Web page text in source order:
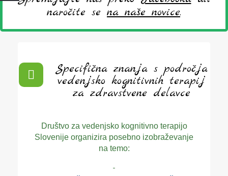
naročite se na naše novice.
Specifična znanja s področja
vedenjsko kognitivnih terapij
za zdravstvene delavce
Društvo za vedenjsko kognitivno terapijo
Slovenije organizira posebno izobraževanje
na temo: